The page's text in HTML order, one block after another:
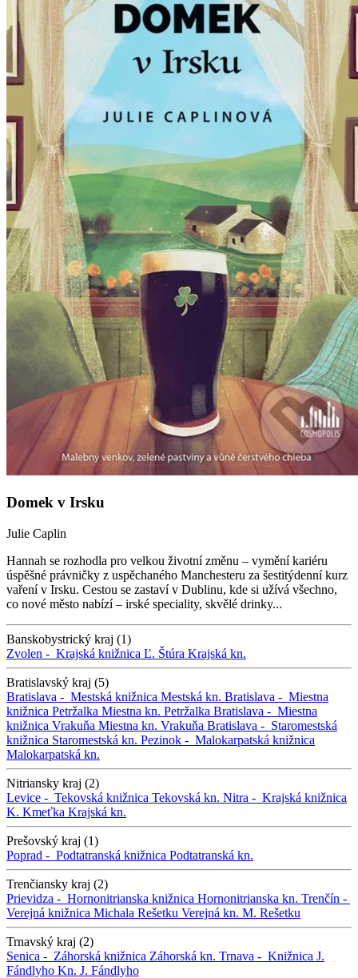
Domek v Irsku
Julie Caplin
Hannah se rozhodla pro velkou životní změnu – vymění kariéru
úspěšné právničky z uspěchaného Manchesteru za šestitýdenní kurz
vaření v Irsku. Cestou se zastaví v Dublinu, kde si užívá všechno,
co nové město nabízí – irské speciality, skvělé drinky...
Banskobystrický kraj (1)
Zvolen - Krajská knižnica Ľ. Štúra Krajská kn.
Bratislavský kraj (5)
Bratislava - Mestská knižnica Mestská kn. Bratislava - Miestna
knižnica Petržalka Miestna kn. Petržalka Bratislava - Miestna
knižnica Vrakuňa Miestna kn. Vrakuňa Bratislava - Staromestská
knižnica Staromestská kn. Pezinok - Malokarpatská knižnica
Malokarpatská kn.
Nitriansky kraj (2)
Levice - Tekovská knižnica Tekovská kn. Nitra - Krajská knižnica
K. Kmeťka Krajská kn.
Prešovský kraj (1)
Poprad - Podtatranská knižnica Podtatranská kn.
Trenčiansky kraj (2)
Prievidza - Hornonitrianska knižnica Hornonitrianska kn. Trenčín -
Verejná knižnica Michala Rešetku Verejná kn. M. Rešetku
Trnavský kraj (2)
Senica - Záhorská knižnica Záhorská kn. Trnava - Knižnica J.
Fándlyho Kn. J. Fándlyho